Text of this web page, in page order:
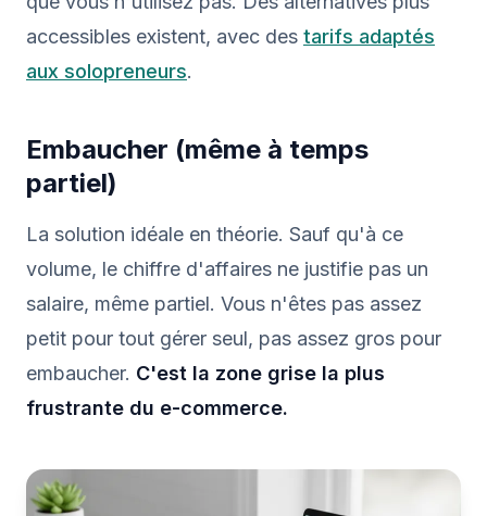
accessibles existent, avec des tarifs adaptés
aux solopreneurs.
Embaucher (même à temps
partiel)
La solution idéale en théorie. Sauf qu'à ce
volume, le chiffre d'affaires ne justifie pas un
salaire, même partiel. Vous n'êtes pas assez
petit pour tout gérer seul, pas assez gros pour
embaucher. C'est la zone grise la plus
frustrante du e-commerce.